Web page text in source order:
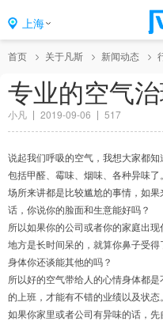
上海
首页 关于凡斯 新闻动态
专业的空气治
小凡 2019-09-06 517
说起我们呼吸的空气，我想大家都
包括甲醛、霉味、烟味、各种异味
场所来讲都是比较尴尬的事情，如
话，你说你的脸面和生意能好吗？
所以如果你的公司或者你的家庭出
地方是长时间呆的，就算你鼻子受
身体你还谈能其他的吗？
所以好的空气带给人的心情身体都
的上班，才能有不错的业绩以及状态。
如果你家里或者公司有异味的话，